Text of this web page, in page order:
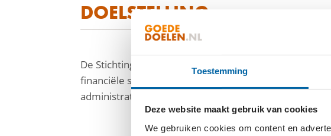
Toestemming
Deze website maakt gebruik van cookies
We gebruiken cookies om content en
DOELSTELLING
De Stichting SchuldHulpMaatje Den Haag heeft als
financiële schuldenproblematiek. Met begeleiding
administratie, budgettering van hun uitgaven en